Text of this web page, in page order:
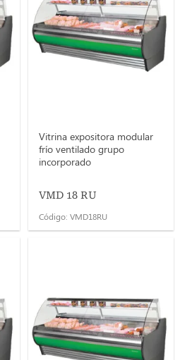
Vitrina expositora modular
frío ventilado grupo
incorporado
VMD 18 RU
Código: VMD18RU